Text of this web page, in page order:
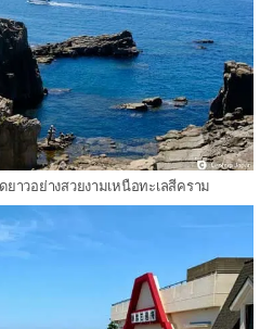
าวอย่างสวยงามเหนือทะเลสีคราม